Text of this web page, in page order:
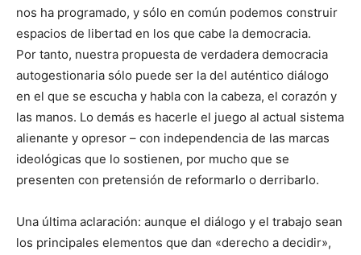
nos ha programado, y sólo en común podemos construir
espacios de libertad en los que cabe la democracia.
Por tanto, nuestra propuesta de verdadera democracia
autogestionaria sólo puede ser la del auténtico diálogo
en el que se escucha y habla con la cabeza, el corazón y
las manos. Lo demás es hacerle el juego al actual sistema
alienante y opresor – con independencia de las marcas
ideológicas que lo sostienen, por mucho que se
presenten con pretensión de reformarlo o derribarlo.
Una última aclaración: aunque el diálogo y el trabajo sean
los principales elementos que dan «derecho a decidir»,